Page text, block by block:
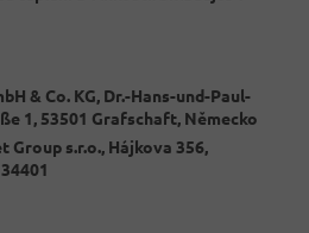
& Co. KG, Dr.-Hans-und-Paul-
1, 53501 Grafschaft, Německo
Group s.r.o., Hájkova 356,